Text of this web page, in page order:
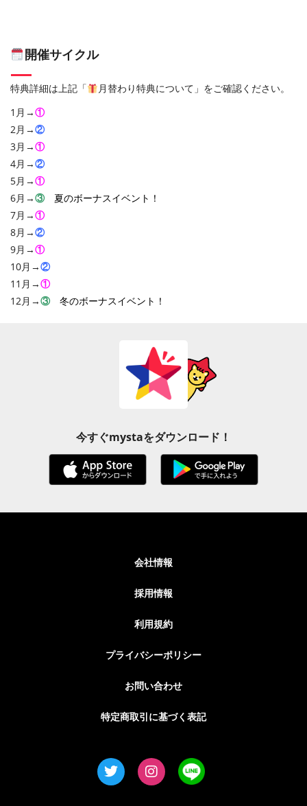
開催サイクル
特典詳細は上記「
月替わり特典について」をご確認ください。
1月→①
2月→②
3月→①
4月→②
5月→①
6月→③ 夏のボーナスイベント！
7月→①
8月→②
9月→①
10月→②
11月→①
12月→③ 冬のボーナスイベント！
今すぐmystaをダウンロード！
会社情報
採用情報
利用規約
プライバシーポリシー
お問い合わせ
特定商取引に基づく表記